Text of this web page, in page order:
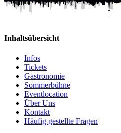
Inhaltsübersicht
Infos
Tickets
Gastronomie
Sommerbühne
Eventlocation
Über Uns
Kontakt
Häufig gestellte Fragen